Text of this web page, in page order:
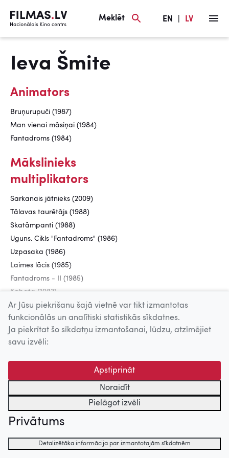
Meklēt EN LV
Ieva Šmite
Animators
Bruņurupuči (1987)
Man vienai māsiņai (1984)
Fantadroms (1984)
Mākslinieks
multiplikators
Sarkanais jātnieks (2009)
Tālavas taurētājs (1988)
Skatāmpanti (1988)
Uguns. Cikls "Fantadroms" (1986)
Uzpasaka (1986)
Laimes lācis (1985)
Fantadroms - II (1985)
Kabata (1983)
Uz augšu
centrs. Sadarbības partneris: Latvijas Valsts
kinofotofonodokumentu arhīvs.
Ar Jūsu piekrišanu šajā vietnē var tikt izmantotas
funkcionālās un analītiski statistikās sīkdatnes.
Ja piekrītat šo sīkdatņu izmantošanai, lūdzu, atzīmējiet
savu izvēli:
Apstiprināt
Noraidīt
Pielāgot izvēli
Privātums
Detalizētāka informācija par izmantotajām sīkdatnēm